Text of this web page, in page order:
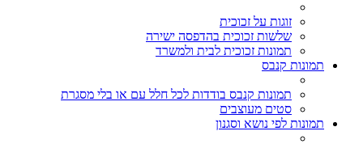
זוגות על זכוכית
שלשות זכוכית בהדפסה ישירה
תמונות זכוכית לבית ולמשרד
תמונות קנבס
תמונות קנבס בודדות לכל חלל עם או בלי מסגרת
סטים מעוצבים
תמונות לפי נושא וסגנון